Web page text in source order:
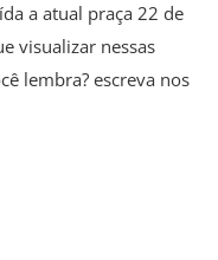
a atual praça 22 de
visualizar nessas
lembra? escreva nos